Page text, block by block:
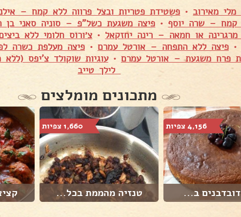
מאירוב • פשטידת פטריות ובצל פרווה ללא קמח –
קמח – שרה יוסף • פיצה משגעת כשל"פ – סוניה סאני בן
או חמאה – רינה יחזקאל •
•פיצה ללא התפחה – אורטל עמרם •פיצה מעלפת כשרה
פרח משגעת – אורטל עמרם •עוגיות שוקולד צ'יפס
לילך טייב
מתכונים מומלצים
4,156 צפיות
ב...
1,660 צפיות
טנזיה מהממת בכל...